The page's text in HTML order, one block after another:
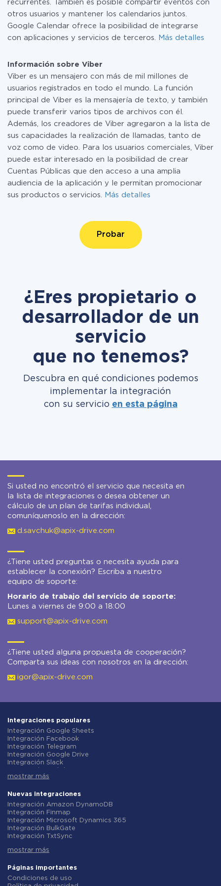
recurrentes. También es posible compartir eventos con
otros usuarios y mantener los calendarios juntos.
Google Calendar ofrece la posibilidad de integrarse
con aplicaciones y servicios de terceros.
Más detalles
Información sobre Viber
Viber es un mensajero con más de mil millones de
usuarios registrados en todo el mundo. La función
principal de Viber es la mensajería de texto, y también
puede transferir varios tipos de archivos con él.
Además, los creadores de Viber agregaron a la lista de
sus capacidades la realización de llamadas, tanto de
voz como de video. Para los usuarios comerciales, Viber
puede estar interesado en la posibilidad de crear
Cuentas Públicas que den acceso a una amplia
audiencia de la aplicación y le permitan promocionar
sus productos o servicios.
Más detalles
Probar
¿Eres propietario o
desarrollador de un
servicio
que no tenemos?
Descubra en qué condiciones podemos
implementar la integración
con su servicio en esta página
Si usted no encontró el servicio que necesita en
la lista de integraciones o desea obtener un
cálculo de un plan de tarifas individual,
comuníquenoslo en la dirección:
d.savchuk@apix-drive.com
¿Tiene usted preguntas o necesita ayuda para
establecer la conexión? Escriba a nuestro
equipo de soporte:
Horario de trabajo del servicio de soporte:
Lunes a viernes de 9:00 a 18:00
support@apix-drive.com
¿Tiene usted alguna propuesta de cooperación?
Comparta sus ideas con nosotros en la dirección:
igor@apix-drive.com
Integraciones populares
Integración Google Sheets
Integración Facebook
Integración Telegram
Integración Google Drive
Integración Slack
Integración Gmail
Integración ClickUp
Integración Airtable
Integración Google Contacts
Integración OpenAI (ChatGPT)
Integración Instagram
Integración ActiveCampaign
Integración Typeform
Integración Salesforce CRM
Integración Notion
Integración AWeber
mostrar más
Nuevas integraciones
Integración Amazon DynamoDB
Integración Finmap
Integración Microsoft Dynamics 365
Integración BulkGate
Integración TxtSync
Integración Corezoid
Integración Instasent
Integración AtomPark
Integración TXTImpact
mostrar más
Páginas importantes
Condiciones de uso